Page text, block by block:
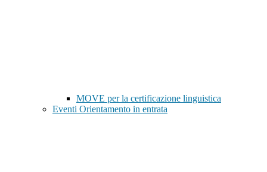
MOVE per la certificazione linguistica
Eventi Orientamento in entrata